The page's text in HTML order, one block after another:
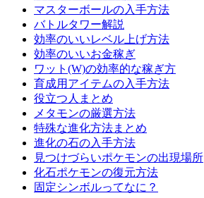
マスターボールの入手方法
バトルタワー解説
効率のいいレベル上げ方法
効率のいいお金稼ぎ
ワット(W)の効率的な稼ぎ方
育成用アイテムの入手方法
役立つ人まとめ
メタモンの厳選方法
特殊な進化方法まとめ
進化の石の入手方法
見つけづらいポケモンの出現場所
化石ポケモンの復元方法
固定シンボルってなに？